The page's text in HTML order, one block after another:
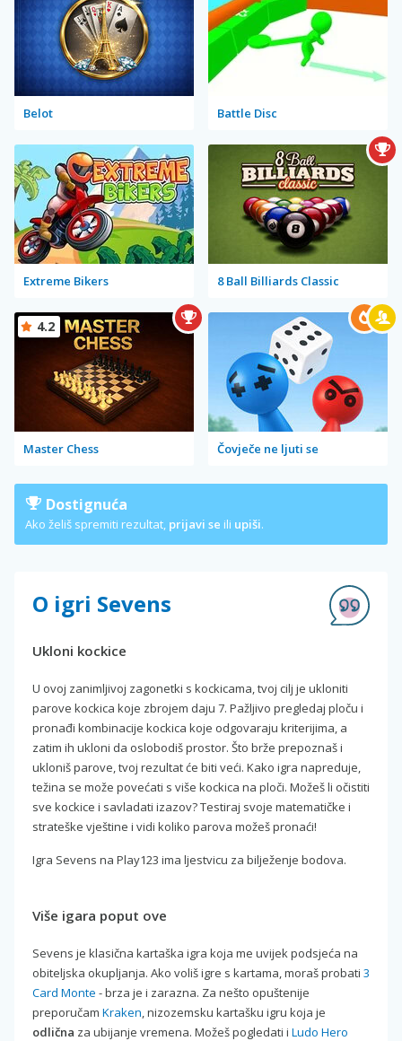
Belot Battle Disc
Extreme Bikers 8 Ball Billiards Classic
Master Chess
4.2
Čovječe ne ljuti se
Dostignuća
Ako želiš spremiti rezultat, prijavi se ili upiši.
O igri Sevens
Ukloni kockice
U ovoj zanimljivoj zagonetki s kockicama, tvoj cilj je ukloniti
parove kockica koje zbrojem daju 7. Pažljivo pregledaj ploču i
pronađi kombinacije kockica koje odgovaraju kriterijima, a
zatim ih ukloni da oslobodiš prostor. Što brže prepoznaš i
ukloniš parove, tvoj rezultat će biti veći. Kako igra napreduje,
težina se može povećati s više kockica na ploči. Možeš li očistiti
sve kockice i savladati izazov? Testiraj svoje matematičke i
strateške vještine i vidi koliko parova možeš pronaći!
Igra Sevens na Play123 ima ljestvicu za bilježenje bodova.
Više igara poput ove
Sevens je klasična kartaška igra koja me uvijek podsjeća na
obiteljska okupljanja. Ako voliš igre s kartama, moraš probati 3
Card Monte - brza je i zarazna. Za nešto opuštenije
preporučam Kraken, nizozemsku kartašku igru koja je
odlična za ubijanje vremena. Možeš pogledati i Ludo Hero